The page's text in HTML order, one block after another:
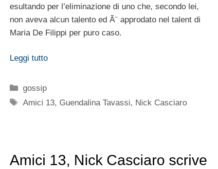
esultando per l’eliminazione di uno che, secondo lei,
non aveva alcun talento ed Ã¨ approdato nel talent di
Maria De Filippi per puro caso.
Leggi tutto
Categorie
gossip
Tag
Amici 13, Guendalina Tavassi, Nick Casciaro
Amici 13, Nick Casciaro scrive